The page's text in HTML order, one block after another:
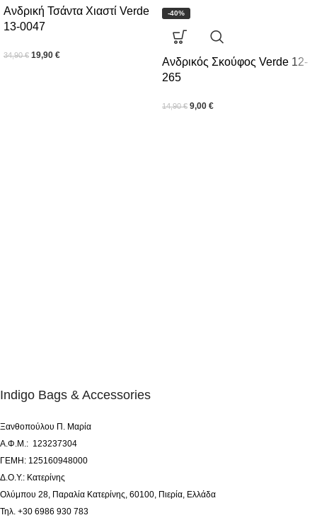
Ανδρική Τσάντα Χιαστί Verde
13-0047
34,90€ 19,90 €
-40%
Ανδρικός Σκούφος Verde 12-
265
14,90€ 9,00 €
Indigo Bags & Accessories
Ξανθοπούλου Π. Μαρία
Α.Φ.Μ.: 123237304
ΓΕΜΗ: 125160948000
Δ.Ο.Υ.: Κατερίνης
Ολύμπου 28, Παραλία Κατερίνης, 60100, Πιερία, Ελλάδα
Τηλ. +30 6986 930 783